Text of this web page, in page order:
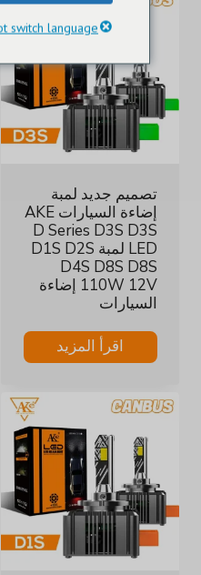
تصميم جديد لمبة
إضاءة السيارات AKE
D Series D3S D3S
LED لمبة D1S D2S
D4S D8S D8S
110W 12V إضاءة
السيارات
اقرأ المزيد
switch language